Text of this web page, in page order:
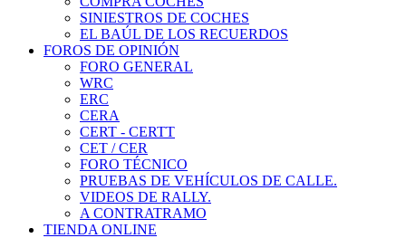
SINIESTROS DE COCHES
EL BAÚL DE LOS RECUERDOS
FOROS DE OPINIÓN
FORO GENERAL
WRC
ERC
CERA
CERT - CERTT
CET / CER
FORO TÉCNICO
PRUEBAS DE VEHÍCULOS DE CALLE.
VIDEOS DE RALLY.
A CONTRATRAMO
TIENDA ONLINE